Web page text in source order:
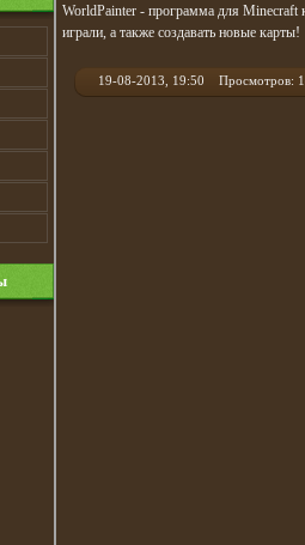
WorldPainter - программа для Minecraft
играли, а также создавать новые карты!
19-08-2013, 19:50